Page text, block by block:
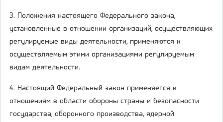
3. Положения настоящего Федерального закона,
установленные в отношении организаций, осуществляющих
регулируемые виды деятельности, применяются к
осуществляемым этими организациями регулируемым
видам деятельности.
4. Настоящий Федеральный закон применяется к
отношениям в области обороны страны и безопасности
государства, оборонного производства, ядерной